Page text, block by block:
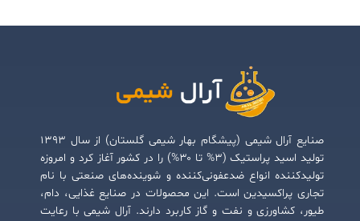
صنایع آرال شیمی (پیشگام بهار شیمی گلستان) از سال ۱۳۹۳
تولید اسید پراستیک (۳% تا ۳۰%) را در کشور آغاز کرد و امروزه
تولیدکننده انواع ضدعفونی‌کننده و شوینده‌های صنعتی با نام
تجاری پراکسیدین است. این محصولات در صنایع غذایی، دام،
طیور، کشاورزی و نفت و گاز کاربرد دارند. آرال شیمی با رعایت